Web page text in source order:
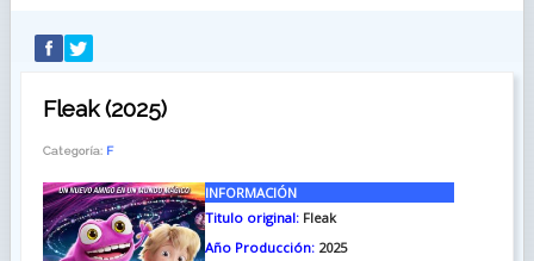
Fleak (2025)
Categoría: F
INFORMACIÓN
Titulo original:Fleak
Año Producción:2025